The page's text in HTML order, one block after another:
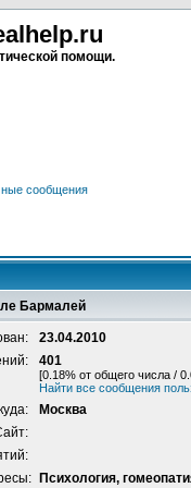
помощи.
сообщения
Бармалей
23.04.2010
401
[0.18% от общего числа /
Найти все сообщения
Москва
Психология,